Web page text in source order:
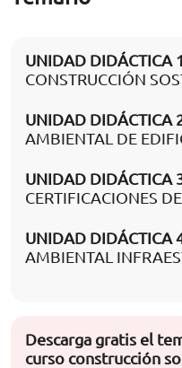
UNIDAD DIDÁCTICA 1
CONSTRUCCIÓN
UNIDAD DIDÁCTICA
AMBIENTAL DE
UNIDAD DIDÁCTICA
CERTIFICACIONES
UNIDAD DIDÁCTICA
AMBIENTAL
Descarga gratis el
curso construcción